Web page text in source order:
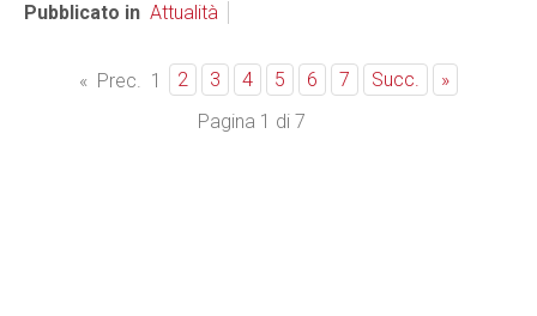
Pubblicato in Attualità
« Prec. 1 2 3 4 5 6 7 Succ.
»
Pagina 1 di 7